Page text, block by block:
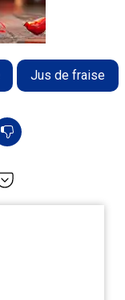
Jus de fraise